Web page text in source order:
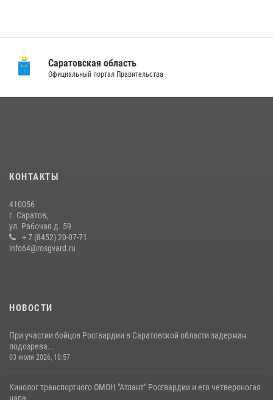
В Саратовской области при содействии спецназа Росгвардии
Росгвардии состоялся праздничный молебен, посвященный Дню
Крещения Руси
28 июля 2026, 13:25
05 августа 2026, 12:55
Саратовская область
Официальный портал Правительства
КОНТАКТЫ
410056
г. Саратов,
ул. Рабочая д. 59
+ 7 (8452) 20-07-71
info64@rosgvard.ru
НОВОСТИ
При участии бойцов Росгвардии в Саратовской области задержан
подозрева...
03 июля 2026, 10:57
Кинолог транспортного ОМОН "Атлант" Росгвардии и его четвероногая